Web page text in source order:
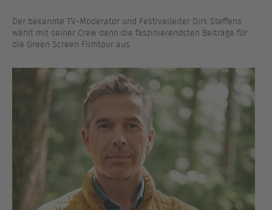
Der bekannte TV-Moderator und Festivalleiter Dirk Steffens
wählt mit seiner Crew dann die faszinierendsten Beiträge für
die Green Screen Filmtour aus.